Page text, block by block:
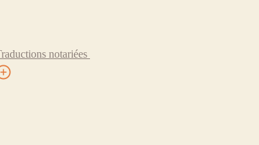
notariées